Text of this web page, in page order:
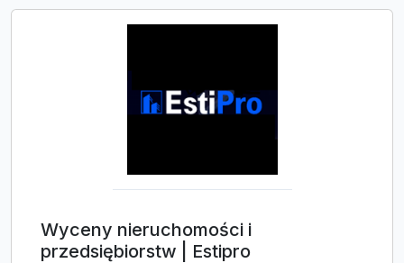
Wyceny nieruchomości i
przedsiębiorstw | Estipro